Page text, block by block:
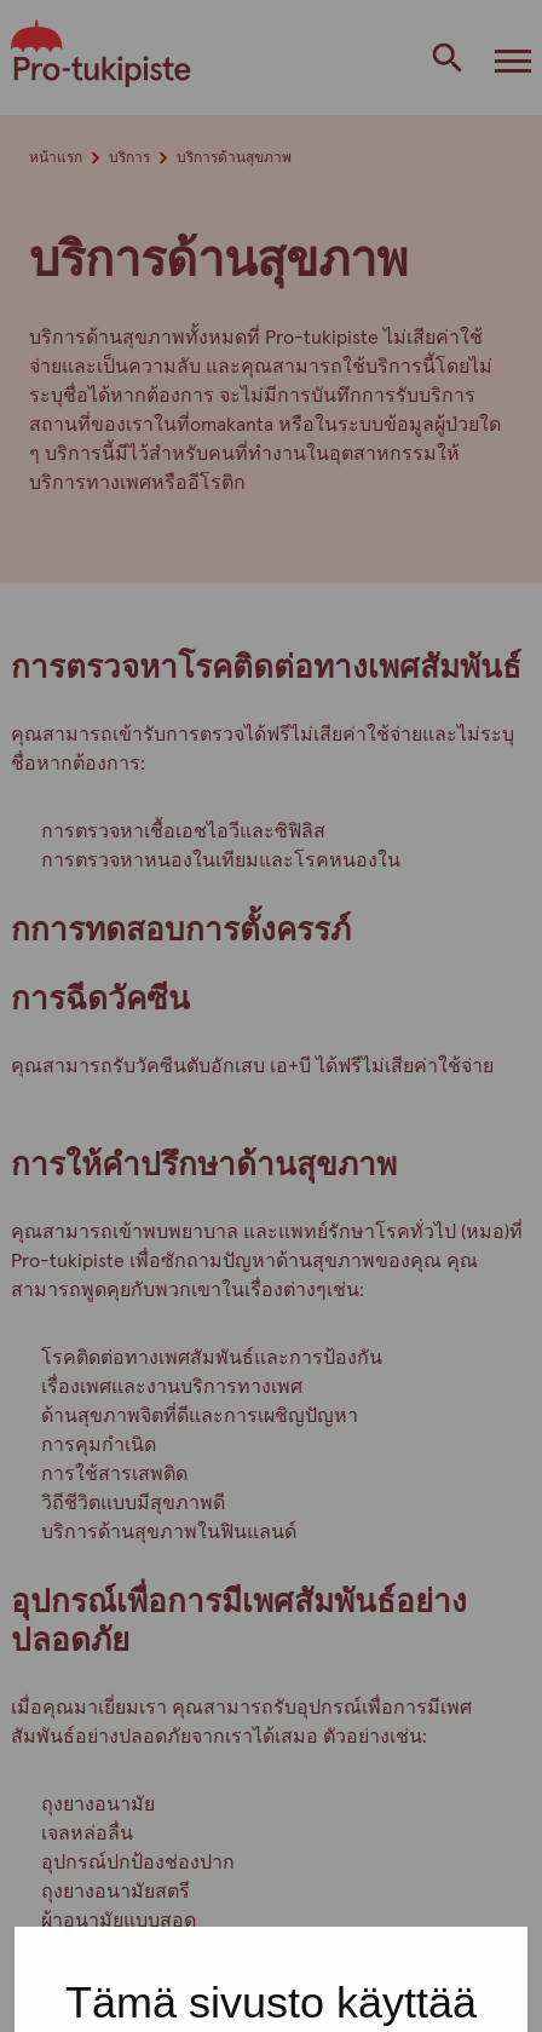
Tämä sivusto käyttää
to
content
บริการด้านสุขภาพ
บริการด้านสุขภาพทั้งหมดที่ Pro-tukipiste ไม่เสียค่าใช้
จ่ายและเป็นความลับ และคุณสามารถใช้บริการนี้โดยไม่
ระบุชื่อได้หากต้องการ จะไม่มีการบันทึกการรับบริการ
สถานที่ของเราในที่omakanta หรือในระบบข้อมูลผู้ป่วยใด
ๆ บริการนี้มีไว้สำหรับคนที่ทำงานในอุตสาหกรรมให้
บริการทางเพศหรืออีโรติก
หน้าแรก บริการ บริการด้านสุขภาพ
การตรวจหาโรคติดต่อทางเพศสัมพันธ์
คุณสามารถเข้ารับการตรวจได้ฟรีไม่เสียค่าใช้จ่ายและไม่ระบุ
ชื่อหากต้องการ:
การตรวจหาเชื้อเอชไอวีและซิฟิลิส
การตรวจหาหนองในเทียมและโรคหนองใน
กการทดสอบการตั้งครรภ์
การฉีดวัคซีน
คุณสามารถรับวัคซีนตับอักเสบ เอ+บี ได้ฟรีไม่เสียค่าใช้จ่าย
การให้คำปรึกษาด้านสุขภาพ
คุณสามารถเข้าพบพยาบาล และแพทย์รักษาโรคทั่วไป (หมอ)ที่
Pro-tukipiste เพื่อซักถามปัญหาด้านสุขภาพของคุณ คุณ
สามารถพูดคุยกับพวกเขาในเรื่องต่างๆเช่น:
โรคติดต่อทางเพศสัมพันธ์และการป้องกัน
เรื่องเพศและงานบริการทางเพศ
ด้านสุขภาพจิตที่ดีและการเผชิญปัญหา
การคุมกำเนิด
การใช้สารเสพติด
วิถีชีวิตแบบมีสุขภาพดี
บริการด้านสุขภาพในฟินแลนด์
อุปกรณ์เพื่อการมีเพศสัมพันธ์อย่าง
ปลอดภัย
เมื่อคุณมาเยี่ยมเรา คุณสามารถรับอุปกรณ์เพื่อการมีเพศ
สัมพันธ์อย่างปลอดภัยจากเราได้เสมอ ตัวอย่างเช่น:
ถุงยางอนามัย
เจลหล่อลื่น
อุปกรณ์ปกป้องช่องปาก
ถุงยางอนามัยสตรี
ผ้าอนามัยแบบสอด